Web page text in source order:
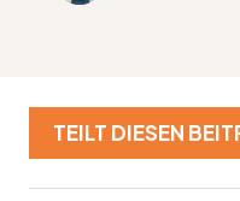
TEILT DIESEN